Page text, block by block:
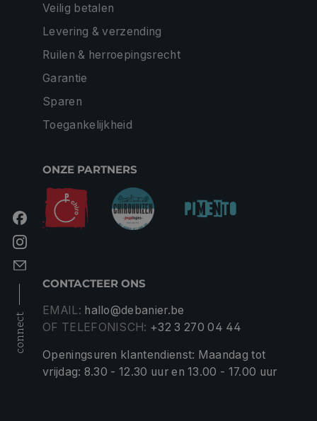
connect
Veilig betalen
Levering & verzending
Ruilen & herroepingsrecht
Garantie
Sparen
Toegankelijkheid
ONZE PARTNERS
CONTACTEER ONS
EMAIL: hallo@debanier.be
OF TELEFONISCH: +32 3 270 04 44
Openingsuren klantendienst: Maandag tot
vrijdag: 8.30 - 12.30 uur en 13.00 - 17.00 uur